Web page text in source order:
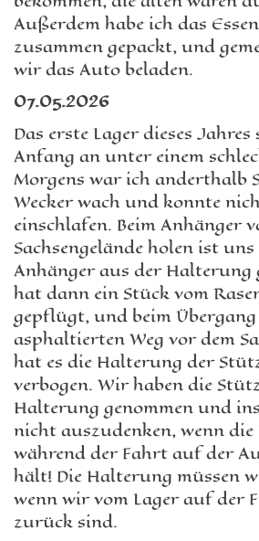
Außerdem habe ich das
zusammen gepackt, und
wir das Auto beladen.
07.05.2026
Das erste Lager dieses
Anfang an unter einem
Morgens war ich anderthalb
Wecker wach und konnte
einschlafen. Beim Anhänger
Sachsengelände holen ist
Anhänger aus der Halterung
hat dann ein Stück vom
gepflügt, und beim
asphaltierten Weg vor dem
hat es die Halterung der
verbogen. Wir haben die
Halterung genommen und
nicht auszudenken, wenn
während der Fahrt auf der
hält! Die Halterung müssen
wenn wir vom Lager auf der
zurück sind.